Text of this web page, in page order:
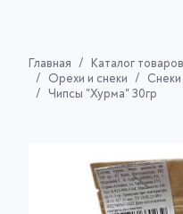
Главная Каталог товаров
Орехи и снеки
Снеки
Чипсы "Хурма" 30гр